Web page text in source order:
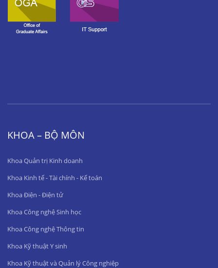
KHOA – BỘ MÔN
Khoa Quản trị Kinh doanh
Khoa Kinh tế - Tài chính - Kế toán
Khoa Điện - Điện tử
Khoa Công nghệ Sinh học
Khoa Công nghệ Thông tin
Khoa Kỹ thuật Y sinh
Khoa Kỹ thuật và Quản lý Công nghiệp